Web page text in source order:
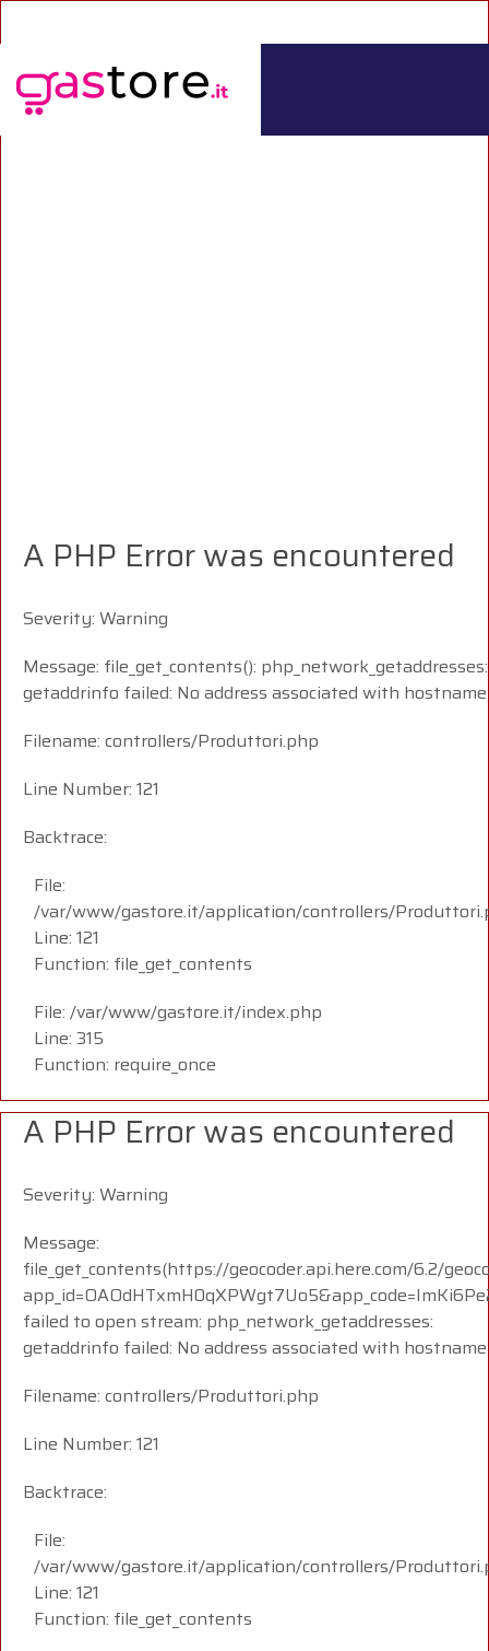
A PHP Error was encountered
Severity: Warning
Message: file_get_contents(): php_network_getaddresses:
getaddrinfo failed: No address associated with hostname
Filename: controllers/Produttori.php
Line Number: 121
Backtrace:
File:
/var/www/gastore.it/application/controllers/
Line: 121
Function: file_get_contents
File: /var/www/gastore.it/index.php
Line: 315
Function: require_once
A PHP Error was encountered
Severity: Warning
Message:
file_get_contents(https://geocoder.api.here.com/6.2/
failed to open stream: php_network_getaddresses:
getaddrinfo failed: No address associated with hostname
Filename: controllers/Produttori.php
Line Number: 121
Backtrace:
File:
/var/www/gastore.it/application/controllers/
Line: 121
Function: file_get_contents